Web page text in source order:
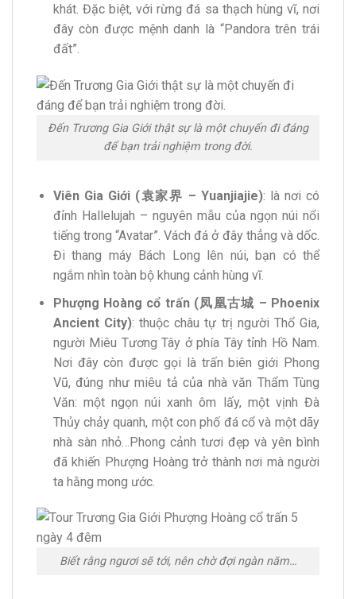
khát. Đặc biệt, với rừng đá sa thạch hùng vĩ, nơi
đây còn được mệnh danh là “Pandora trên trái
đất”.
Đến Trương Gia Giới thật sự là một chuyến đi đáng
để bạn trải nghiệm trong đời.
Viên Gia Giới (袁家界 – Yuanjiajie): là nơi có
đỉnh Hallelujah – nguyên mẫu của ngọn núi nổi
tiếng trong “Avatar”. Vách đá ở đây thẳng và dốc.
Đi thang máy Bách Long lên núi, bạn có thể
ngắm nhìn toàn bộ khung cảnh hùng vĩ.
Phượng Hoàng cổ trấn (凤凰古城 – Phoenix
Ancient City): thuộc châu tự trị người Thổ Gia,
người Miêu Tương Tây ở phía Tây tỉnh Hồ Nam.
Nơi đây còn được gọi là trấn biên giới Phong
Vũ, đúng như miêu tả của nhà văn Thẩm Tùng
Văn: một ngọn núi xanh ôm lấy, một vịnh Đà
Thủy chảy quanh, một con phố đá cổ và một dãy
nhà sàn nhỏ…Phong cảnh tươi đẹp và yên bình
đã khiến Phượng Hoàng trở thành nơi mà người
ta hằng mong ước.
Biết rằng ngươi sẽ tới, nên chờ đợi ngàn năm…